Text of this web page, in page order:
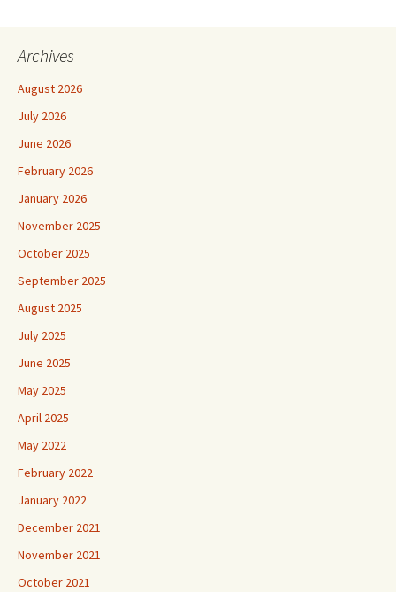
Archives
August 2026
July 2026
June 2026
February 2026
January 2026
November 2025
October 2025
September 2025
August 2025
July 2025
June 2025
May 2025
April 2025
May 2022
February 2022
January 2022
December 2021
November 2021
October 2021